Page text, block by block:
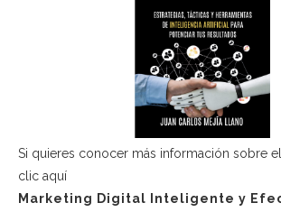
Si quieres conocer más información sobre
clic aquí
Marketing Digital Inteligente y